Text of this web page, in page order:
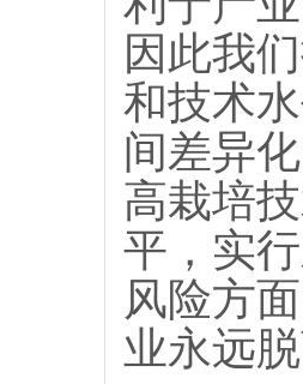
因此我
和技术
间差异
高栽培
平，实
风险方
业永远